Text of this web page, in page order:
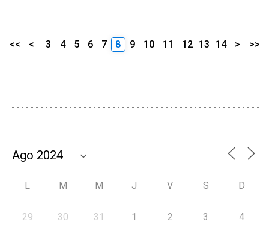
<< < 3 4 5 6 7 8 9 10 11 12 13 14 > >>
L M M J V S D
29 30 31 1 2 3 4